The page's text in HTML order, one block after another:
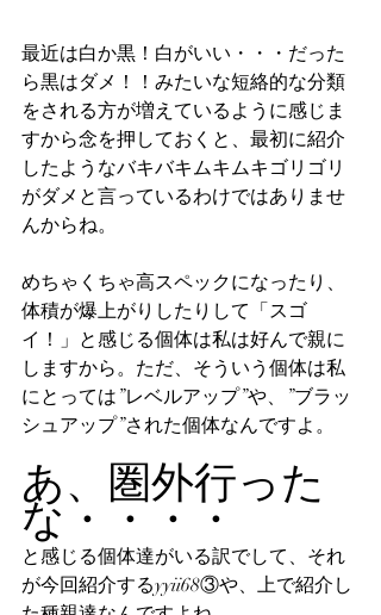
最近は白か黒！白がいい・・・だった
ら黒はダメ！！みたいな短絡的な分類
をされる方が増えているように感じま
すから念を押しておくと、最初に紹介
したようなバキバキムキムキゴリゴリ
がダメと言っているわけではありませ
んからね。
めちゃくちゃ高スペックになったり、
体積が爆上がりしたりして「スゴ
イ！」と感じる個体は私は好んで親に
しますから。ただ、そういう個体は私
にとっては”レベルアップ”や、”ブラッ
シュアップ”された個体なんですよ。
あ、圏外行った
な・・・・
と感じる個体達がいる訳でして、それ
が今回紹介するyyii68③や、上で紹介し